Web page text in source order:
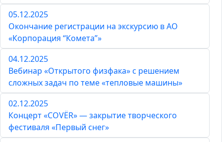
05.12.2025
Окончание регистрации на экскурсию в АО
«Корпорация “Комета”»
04.12.2025
Вебинар «Открытого физфака» с решением
сложных задач по теме «тепловые машины»
02.12.2025
Концерт «COVЁR» — закрытие творческого
фестиваля «Первый снег»